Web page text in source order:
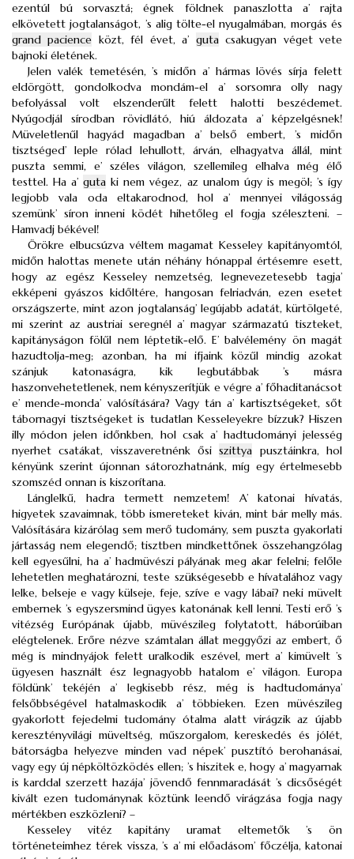
ezentúl bú sorvasztá; égnek földnek panaszlotta a’ rajta
elkövetett jogtalanságot, ’s alig tölte-el nyugalmában, morgás és
grand pacience közt, fél évet, a’ gutacsakugyan véget vete
bajnoki életének.
Jelen valék temetésén, ’s midőn a’ hármas lövés sírja felett
eldörgött, gondolkodva mondám-el a’ sorsomra olly nagy
befolyással volt elszenderűlt felett halotti beszédemet.
Nyúgodjál sírodban rövidlátó, hiú áldozata a’ képzelgésnek!
Müveletlenűl hagyád magadban a’ belső embert, ’s midőn
tisztséged’ leple rólad lehullott, árván, elhagyatva állál, mint
puszta semmi, e’ széles világon, szellemileg elhalva még élő
testtel. Ha a’guta ki nem végez, az unalom úgy is megöl; ’s így
legjobb vala oda eltakarodnod, hol a’ mennyei világosság
szemünk’ síron inneni ködét hihetőleg el fogja széleszteni. –
Hamvadj békével!
Örökre elbucsúzva véltem magamat Kesseley kapitányomtól,
midőn halottas menete után néhány hónappal értésemre esett,
hogy az egész Kesseley nemzetség, legnevezetesebb tagja’
ekképeni gyászos kidőltére, hangosan felriadván, ezen esetet
országszerte, mint azon jogtalanság’ legújabb adatát, kürtölgeté,
mi szerint az austriai seregnél a’ magyar származatú tiszteket,
kapitányságon fölűl nem léptetik-elő. E’ balvélemény ön magát
hazudtolja-meg; azonban, ha mi ifjaink közűl mindig azokat
szánjuk katonaságra, kik legbutábbak ’s másra
haszonvehetetlenek, nem kényszerítjük e végre a’ főhaditanácsot
e’ mende-monda’ valósítására? Vagy tán a’ kartisztségeket, sőt
tábornagyi tisztségeket is tudatlan Kesseleyekre bízzuk? Hiszen
illy módon jelen időnkben, hol csak a’ hadtudományi jelesség
nyerhet csatákat, visszaveretnénk ősiszittya pusztáinkra, hol
kényünk szerint újonnan sátorozhatnánk, míg egy értelmesebb
szomszéd onnan is kiszorítana.
Lánglelkű, hadra termett nemzetem! A’ katonai hívatás,
higyetek szavaimnak, több ismereteket kiván, mint bár melly más.
Valósítására kizárólag sem merő tudomány, sem puszta gyakorlati
jártasság nem elegendő; tisztben mindkettőnek összehangzólag
kell egyesűlni, ha a’ hadmüvészi pályának meg akar felelni; felőle
lehetetlen meghatározni, teste szükségesebb e hívatalához vagy
lelke, belseje e vagy külseje, feje, szíve e vagy lábai? neki müvelt
embernek ’s egyszersmind ügyes katonának kell lenni. Testi erő ’s
vitézség Európának újabb, müvészileg folytatott, háborúiban
elégtelenek. Erőre nézve számtalan állat meggyőzi az embert, ő
még is mindnyájok felett uralkodik eszével, mert a’ kimüvelt ’s
ügyesen használt ész legnagyobb hatalom e’ világon. Europa
földünk’ tekéjén a’ legkisebb rész, még is hadtudománya’
felsőbbségével hatalmaskodik a’ többieken. Ezen müvészileg
gyakorlott fejedelmi tudomány ótalma alatt virágzik az újabb
keresztényvilági müveltség, műszorgalom, kereskedés és jólét,
bátorságba helyezve minden vad népek’ pusztító berohanásai,
vagy egy új népköltözködés ellen; ’s hiszitek e, hogy a’ magyarnak
is karddal szerzett hazája’ jövendő fennmaradását ’s dicsőségét
kivált ezen tudománynak köztünk leendő virágzása fogja nagy
mértékben eszközleni? –
Kesseley vitéz kapitány uramat eltemetők ’s ön
történeteimhez térek vissza, ’s a’ mi előadásom’ főczélja, katonai